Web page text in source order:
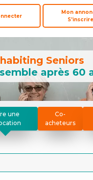
Mon
S'inscrire
Mon
S'inscrire
Seniors
après 60
une
Co-
acheteurs